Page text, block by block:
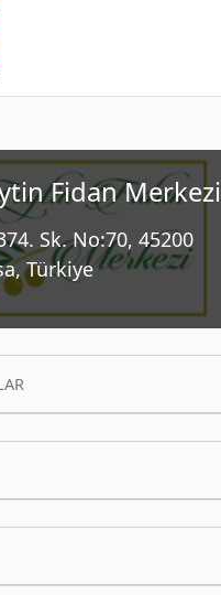
Fidan Merkezi
Sk. No:70, 45200
Türkiye